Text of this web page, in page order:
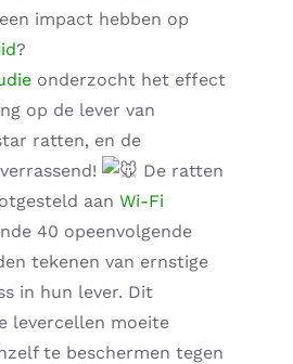
in bedrijven
impact hebben op
?
onderzocht het effect
op de lever van
ratten, en de
De ratten
aan Wi-Fi
40 opeenvolgende
tekenen van ernstige
in hun lever. Dit
levercellen moeite
te beschermen tegen